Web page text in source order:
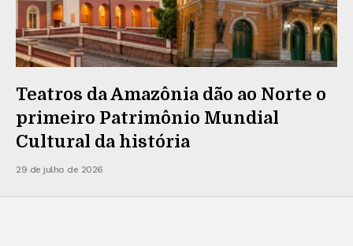
Teatros da Amazônia dão ao Norte o
primeiro Patrimônio Mundial
Cultural da história
29 de julho de 2026